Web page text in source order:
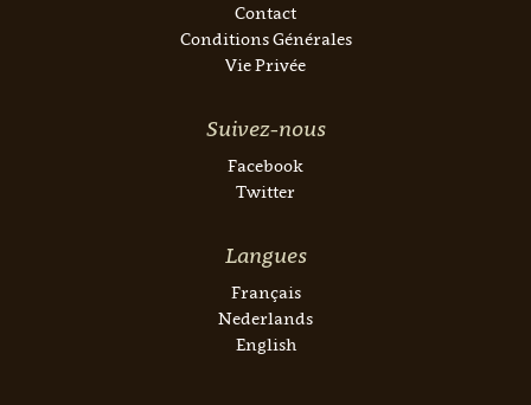
Contact
Conditions Générales
Vie Privée
Suivez-nous
Facebook
Twitter
Langues
Français
Nederlands
English